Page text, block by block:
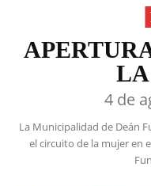
4 de
La Municipalidad de Deán
el circuito de la mujer en